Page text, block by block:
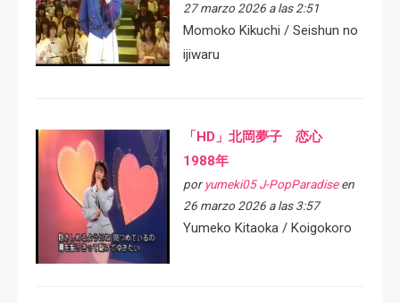
27 marzo 2026 a las 2:51
Momoko Kikuchi / Seishun no
ijiwaru
「HD」北岡夢子 恋心
1988年
por yumeki05 J-PopParadiseen
26 marzo 2026 a las 3:57
Yumeko Kitaoka / Koigokoro